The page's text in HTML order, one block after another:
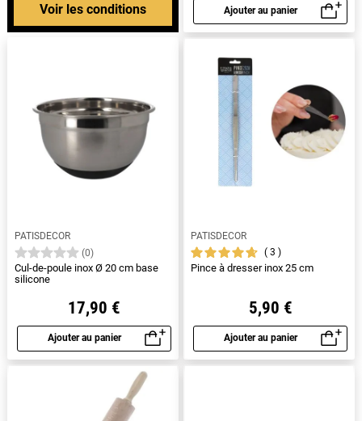
Voir les conditions Ajouter au panier
Aperçu rapide
PATISDECOR
(0)
Cul-de-poule inox Ø 20 cm base
silicone
17,90 €
Ajouter au panier
Aperçu rapide
PATISDECOR
3
Pince à dresser inox 25 cm
5,90 €
Ajouter au panier
Aperçu rapide